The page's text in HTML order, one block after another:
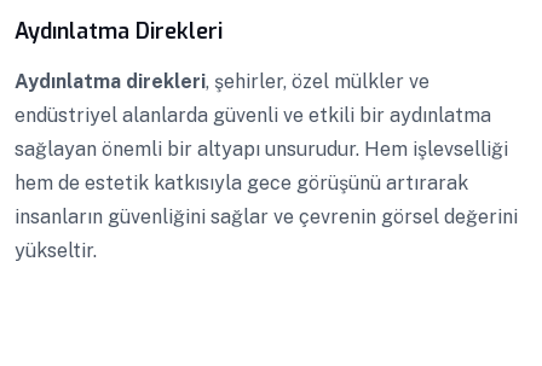
Aydınlatma Direkleri
Aydınlatma direkleri, şehirler, özel mülkler ve
endüstriyel alanlarda güvenli ve etkili bir aydınlatma
sağlayan önemli bir altyapı unsurudur. Hem işlevselliği
hem de estetik katkısıyla gece görüşünü artırarak
insanların güvenliğini sağlar ve çevrenin görsel değerini
yükseltir.